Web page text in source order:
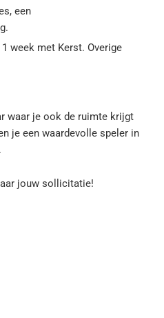
een
week met Kerst. Overige
waar je ook de ruimte krijgt
je een waardevolle speler in
jouw sollicitatie!